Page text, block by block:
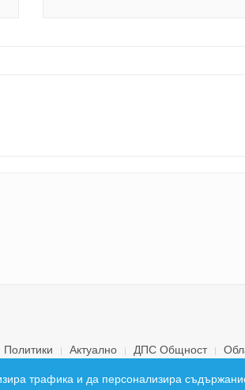
Политики Актуално ДПС Общност
трафика и да персонализира